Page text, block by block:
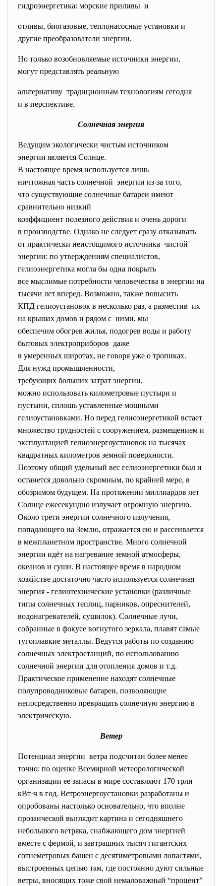
гидроэнергетика: морские приливы и
отливы, биогазовые, теплонасосные установки и
другие преобразователи энергии.
Но только возобновляемые источники энергии,
могут представлять реальную
альтернативу традиционным технологиям сегодня
и в перспективе.
Солнечная энергия
Ведущим экологически чистым источником
энергии является Солнце.
В настоящее время используется лишь
ничтожная часть солнечной энергии из-за того,
что существующие солнечные батареи имеют
сравнительно низкий
коэффициент полезного действия и очень дороги
в производстве. Однако не следует сразу отказывать
от практически неистощимого источника чистой
энергии: по утверждениям специалистов,
гелиоэнергетика могла бы одна покрыть
все мыслимые потребности человечества в энергии на
тысячи лет вперед. Возможно, также повысить
КПД гелиоустановок в несколько раз, а разместив их
на крышах домов и рядом с ними, мы
обеспечим обогрев жилья, подогрев воды и работу
бытовых электроприборов даже
в умеренных широтах, не говоря уже о тропиках.
Для нужд промышленности,
требующих больших затрат энергии,
можно использовать километровые пустыри и
пустыни, сплошь уставленные мощными
гелиоустановками. Но перед гелиоэнергетикой встает
множество трудностей с сооружением, размещением и
эксплуатацией гелиоэнергоустановок на тысячах
квадратных километров земной поверхности.
Поэтому общий удельный вес гелиоэнергетики был и
останется довольно скромным, по крайней мере, в
обозримом будущем. На протяжении миллиардов лет
Солнце ежесекундно излучает огромную энергию.
Около трети энергии солнечного излучения,
попадающего на Землю, отражается ею и рассеивается
в межпланетном пространстве. Много солнечной
энергии идёт на нагревание земной атмосферы,
океанов и суши. В настоящее время в народном
хозяйстве достаточно часто используется солнечная
энергия - гелиотехнические установки (различные
типы солнечных теплиц, парников, опреснителей,
водонагревателей, сушилок). Солнечные лучи,
собранные в фокусе вогнутого зеркала, плавят самые
тугоплавкие металлы. Ведутся работы по созданию
солнечных электростанций, по использованию
солнечной энергии для отопления домов и т.д.
Практическое применение находят солнечные
полупроводниковые батареи, позволяющие
непосредственно превращать солнечную энергию в
электрическую.
Ветер
Потенциал энергии ветра подсчитан более менее
точно: по оценке Всемирной метеорологической
организации ее запасы в мире составляют 170 трлн
кВт·ч в год. Ветроэнергоустановки разработаны и
опробованы настолько основательно, что вполне
прозаической выглядит картина и сегодняшнего
небольшого ветряка, снабжающего дом энергией
вместе с фермой, и завтрашних тысяч гигантских
сотнеметровых башен с десятиметровыми лопастями,
выстроенных цепью там, где постоянно дуют сильные
ветры, вносящих тоже свой немаловажный “процент”